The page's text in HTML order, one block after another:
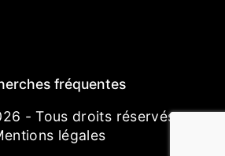
fréquentes
- Tous droits réservés -
légales